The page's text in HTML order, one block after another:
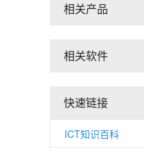
相关产品
相关软件
快速链接
ICT知识百科